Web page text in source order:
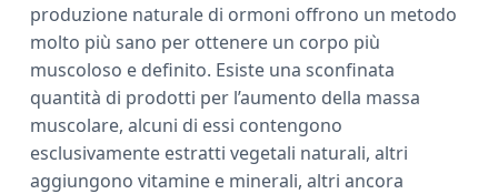
produzione naturale di ormoni offrono un metodo
molto più sano per ottenere un corpo più
muscoloso e definito. Esiste una sconfinata
quantità di prodotti per l’aumento della massa
muscolare, alcuni di essi contengono
esclusivamente estratti vegetali naturali, altri
aggiungono vitamine e minerali, altri ancora